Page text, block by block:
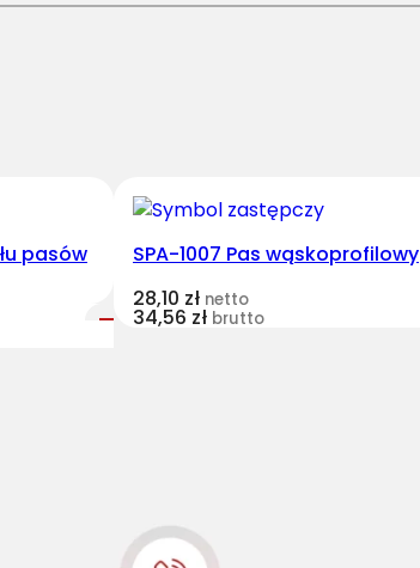
H
pasów
SPA-1007 Pas wąskoprofilowy
28,10 zł netto
34,56 zł brutto